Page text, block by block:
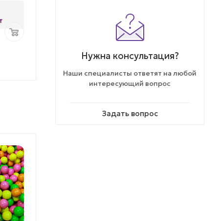
Нужна консультация?
Наши специалисты ответят на любой
интересующий вопрос
Задать вопрос